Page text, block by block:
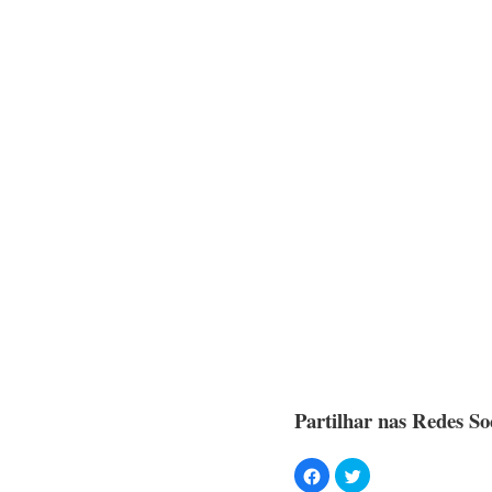
Partilhar nas Redes